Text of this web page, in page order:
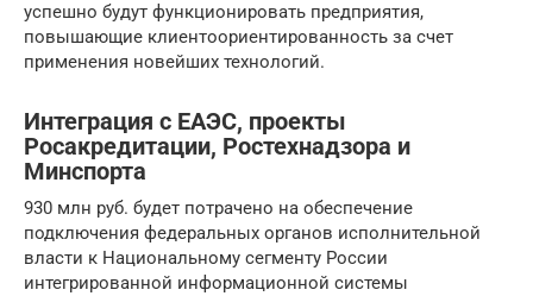
успешно будут функционировать предприятия,
повышающие клиентоориентированность за счет
применения новейших технологий.
Интеграция с ЕАЭС, проекты
Росакредитации, Ростехнадзора и
Минспорта
930 млн руб. будет потрачено на обеспечение
подключения федеральных органов исполнительной
власти к Национальному сегменту России
интегрированной информационной системы